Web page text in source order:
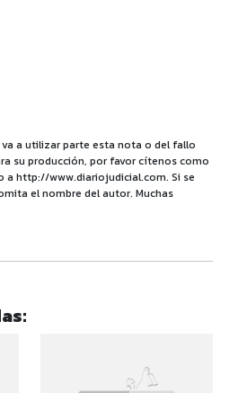
a utilizar parte esta nota o del fallo
su producción, por favor cítenos como
a http://www.diariojudicial.com. Si se
el nombre del autor. Muchas